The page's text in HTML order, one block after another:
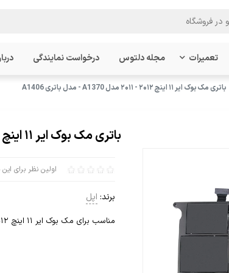
تعمیرات مجله دلتوس درخواست نمایندگی
باتری مک بوک ایر ۱۱ اینچ ۲۰۱۲ - ۲۰۱۱ مدل A1370 - مدل باتری A1406
باتری مک بوک ایر ۱۱ اینچ ۲۰۱۲ - ۲۰۱۱ مدل A1370 - مدل باتری A1406
اولین نظر برای
برند: اپل
مناسب برای مک بوک ایر ۱۱ اینچ ۲۰۱۲ - ۲۰۱۱ مدل A1370